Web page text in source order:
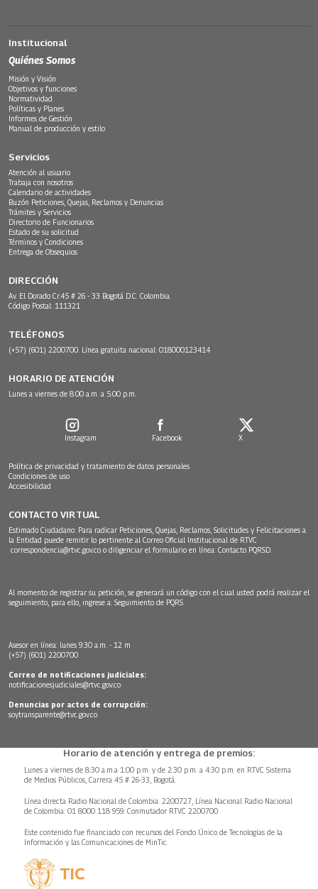
Institucional
Quiénes Somos
Misión y Visión
Objetivos y funciones
Normatividad
Políticas y Planes
Informes de Gestión
Manual de producción y estilo
Servicios
Atención al usuario
Trabaja con nosotros
Calendario de actividades
Buzón Peticiones, Quejas, Reclamos y Denuncias
Trámites y Servicios
Directorio de Funcionarios
Estado de su solicitud
Términos y Condiciones
Entrega de Obsequios
DIRECCIÓN
Av. El Dorado Cr.45 # 26 - 33 Bogotá D.C. Colombia.
Código Postal: 111321
TELÉFONOS
(+57) (601) 2200700. Línea gratuita nacional: 018000123414
HORARIO DE ATENCIÓN
Lunes a viernes de 8:00 a.m. a 5:00 p.m.
Instagram Facebook X
Política de privacidad y tratamiento de datos personales
Condiciones de uso
Accesibilidad
CONTACTO VIRTUAL
Estimado Ciudadano: Para radicar Peticiones, Quejas, Reclamos, Solicitudes y Felicitaciones a
la Entidad puede remitir lo pertinente al Correo Oficial Institucional de RTVC
correspondencia@rtvc.gov.co o diligenciar el formulario en línea: Contacto PQRSD.
Al momento de registrar su petición, se generará un código con el cual usted podrá realizar el
seguimiento, para ello, ingrese a: Seguimiento de PQRS
Asesor en línea: lunes 9:30 a.m. - 12 m
(+57) (601) 2200700
Correo de notificaciones judiciales:
notificacionesjudiciales@rtvc.gov.co
Denuncias por actos de corrupción:
soytransparente@rtvc.gov.co
Horario de atención y entrega de premios:
Lunes a viernes de 8:30 a.m.a 1:00 p.m. y de 2:30 p.m. a 4:30 p.m. en RTVC Sistema
de Medios Públicos, Carrera 45 # 26-33, Bogotá.
Línea directa Radio Nacional de Colombia: 2200727, Línea Nacional Radio Nacional
de Colombia: 01 8000 118 959. Conmutador RTVC 2200700
Este contenido fue financiado con recursos del Fondo Único de Tecnologías de la
Información y las Comunicaciones de MinTic.